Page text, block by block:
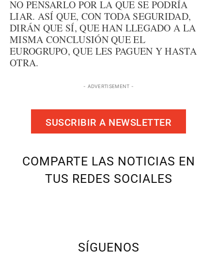
NO PENSARLO POR LA QUE SE PODRÍA
LIAR. ASÍ QUE, CON TODA SEGURIDAD,
DIRÁN QUE SÍ, QUE HAN LLEGADO A LA
MISMA CONCLUSIÓN QUE EL
EUROGRUPO, QUE LES PAGUEN Y HASTA
OTRA.
- ADVERTISEMENT -
SUSCRIBIR A NEWSLETTER
COMPARTE LAS NOTICIAS EN
TUS REDES SOCIALES
SÍGUENOS